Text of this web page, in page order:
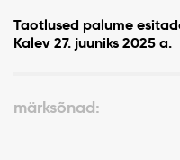
Taotlused palume
Kalev 27. juuniks 2025 a.
märksõnad: